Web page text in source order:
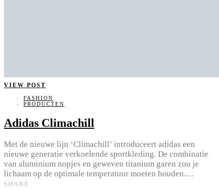
VIEW POST
FASHION
PRODUCTEN
Adidas Climachill
Met de nieuwe lijn ‘Climachill’ introduceert adidas een
nieuwe generatie verkoelende sportkleding. De combinatie
van aluminium nopjes en geweven titanium garen zou je
lichaam op de optimale temperatuur moeten houden.…
SHARE